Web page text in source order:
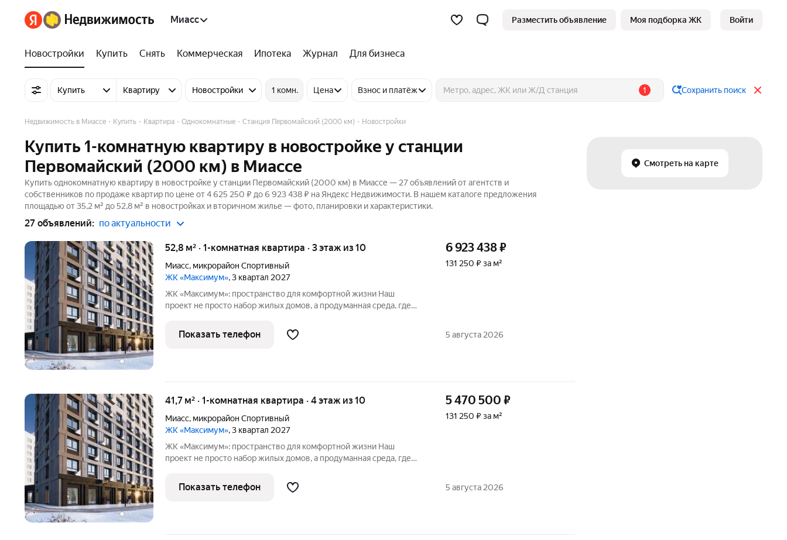
Миасс Разместить объявление Моя подборка ЖК Войти
Новостройки Купить Снять Коммерческая Ипотека Журнал Для бизнеса
Купить Квартиру Новостройки 1 комн. Цена Взнос и платёж 1 Сохранить поиск
Смотреть на карте
Недвижимость в Миассе Купить Квартира Однокомнатные Станция Первомайский (2000 км) Новостройки
Купить 1-комнатную квартиру в новостройке у станции
Первомайский (2000 км) в Миассе
Купить однокомнатную квартиру в новостройке у станции Первомайский (2000 км) в Миассе — 27 объявлений от агентств и
собственников по продаже квартир по цене от 4 625 250 ₽ до 6 923 438 ₽ на Яндекс Недвижимости. В нашем каталоге предложения
площадью от 35,2 м² до 52,8 м² в новостройках и вторичном жилье — фото, планировки и характеристики.
27 объявлений: по актуальности
52,8 м² · 1-комнатная квартира · 3 этаж из 10
Миасс, микрорайон Спортивный
ЖК «Максимум», 3 квартал 2027
ЖК «Максимум»: пространство для комфортной жизни Наш
проект не просто набор жилых домов, а продуманная среда, где
познакомиться с жилым комплексом «Максимум», в котором
внимание к деталям выходит на
6 923 438₽
131 250 ₽ за м²
Показать телефон 5 августа 2026
41,7 м² · 1-комнатная квартира · 4 этаж из 10
Миасс, микрорайон Спортивный
ЖК «Максимум», 3 квартал 2027
ЖК «Максимум»: пространство для комфортной жизни Наш
проект не просто набор жилых домов, а продуманная среда, где
познакомиться с жилым комплексом «Максимум». Чем
выделяется комплекс: -
5 470 500 ₽
131 250 ₽ за м²
Показать телефон 5 августа 2026